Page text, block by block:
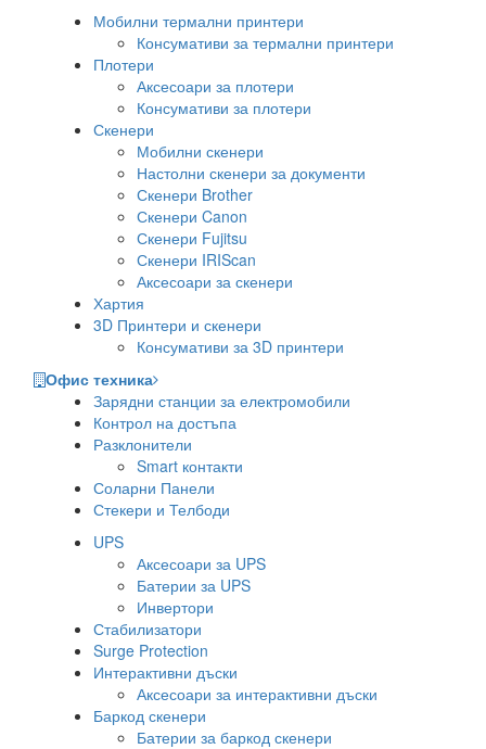
Мобилни термални принтери
Консумативи за термални принтери
Плотери
Аксесоари за плотери
Консумативи за плотери
Скенери
Мобилни скенери
Настолни скенери за документи
Скенери Brother
Скенери Canon
Скенери Fujitsu
Скенери IRIScan
Аксесоари за скенери
Хартия
3D Принтери и скенери
Консумативи за 3D принтери
Офис техника
Зарядни станции за електромобили
Контрол на достъпа
Разклонители
Smart контакти
Соларни Панели
Стекери и Телбоди
UPS
Аксесоари за UPS
Батерии за UPS
Инвертори
Стабилизатори
Surge Protection
Интерактивни дъски
Аксесоари за интерактивни дъски
Баркод скенери
Батерии за баркод скенери